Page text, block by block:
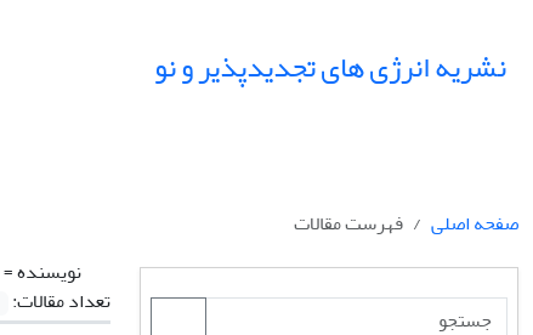
نشریه انرژی های تجدیدپذیر و نو
صفحه اصلی
فهرست مقالات
نویسنده =
تعداد مقالات: